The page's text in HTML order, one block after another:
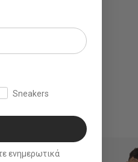
Sneakers